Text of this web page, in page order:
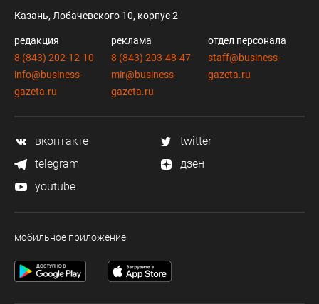
Казань, Лобачевского 10, корпус 2
редакция
8 (843) 202-12-10
info@business-
gazeta.ru
реклама
8 (843) 203-48-47
mir@business-
gazeta.ru
отдел персонала
staff@business-
gazeta.ru
вконтакте
twitter
telegram
дзен
youtube
мобильное приложение